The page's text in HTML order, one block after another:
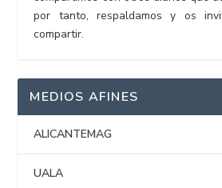
por tanto, respaldamos y os
compartir.
MEDIOS AFINES
ALICANTEMAG
UALA